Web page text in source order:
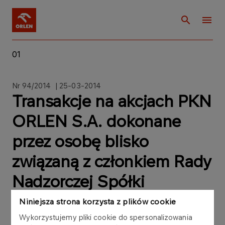
Niniejsza strona korzysta z plików cookie
Wykorzystujemy pliki cookie do spersonalizowania
01
Nr 94/2014 | 25-03-2014
Transakcje na akcjach PKN
ORLEN S.A. dokonane
przez osobę blisko
związaną z członkiem Rady
Nadzorczej Spółki